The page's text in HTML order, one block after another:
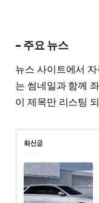
– 주요 뉴스
뉴스 사이트에서
는 썸네일과 함께
이 제목만 리스팅